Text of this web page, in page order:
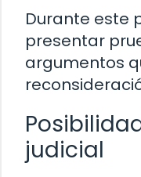
Durante este
presentar
argumentos
judicial